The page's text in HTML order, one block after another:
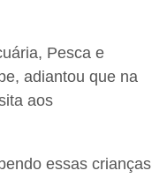
Pesca e
adiantou que na
aos
essas crianças